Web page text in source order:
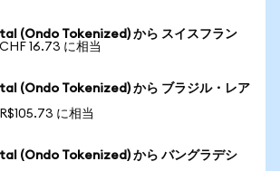
(Ondo Tokenized) から スイスフラン
16.73 に相当
(Ondo Tokenized) から ブラジル・レア
に相当
(Ondo Tokenized) から バングラデシ